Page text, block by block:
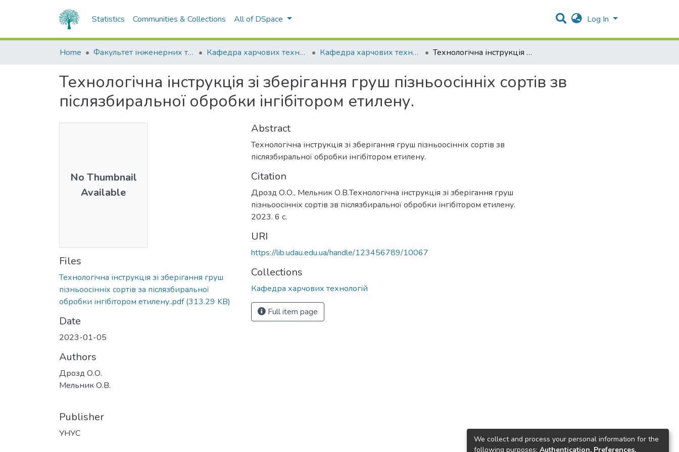
Statistics Communities & Collections All of DSpace Log In
Home Факультет інженерних технологій та професійної освіти Кафедра харчових технологій Кафедра харчових технологій Технологічна інструкція зі зберігання груш пізньоосінніх сортів зв післязбиральної обробки інгібітором етилену.
Технологічна інструкція зі зберігання груш пізньоосінніх сортів зв
післязбиральної обробки інгібітором етилену.
No Thumbnail
Available
Files
Технологічна інструкція зі зберігання груш
пізньоосінніх сортів за післязбиральної
обробки інгібітором етилену..pdf (313.29 KB)
Date
2023-01-05
Authors
Дрозд О.О.
Мельник О.В.
Publisher
УНУС
Abstract
Технологічна інструкція зі зберігання груш пізньоосінніх сортів зв
післязбиральної обробки інгібітором етилену.
Citation
Дрозд О.О., Мельник О.В.Технологічна інструкція зі зберігання груш
пізньоосінніх сортів зв післязбиральної обробки інгібітором етилену.
2023. 6 с.
URI
https://lib.udau.edu.ua/handle/123456789/10067
Collections
Кафедра харчових технологій
Full item page
We collect and process your personal information for the
following purposes: Authentication, Preferences,